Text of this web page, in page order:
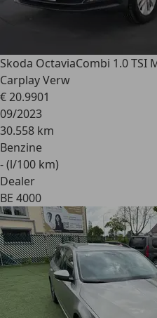
Skoda OctaviaCombi 1.0 TSI
Carplay Verw
€ 20.9901
09/2023
30.558 km
Benzine
- (l/100 km)
Dealer
BE 4000